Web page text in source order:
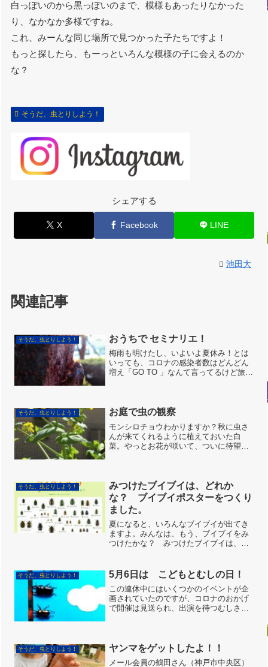
白っぽいのから黒っぽいのまで、模様もあったりなかった
り、なかなか多様ですね。
これ、みーんな同じ場所で見つかった子たちですよ！
もっと探したら、もーっといろんな模様の子に会えるのか
な？
そうだ、虫とりしよう！
シェアする
X Facebook LINE
池田大
関連記事
そうだ、虫とりしよう！ おうちで セミナリエ！
梅雨も明けたし、いよいよ夏休み！とは
いっても、コロナの感染者数はどんどん
増え「GO TO 」なんて言ってるけど旅行
ご紹介です。1...
そうだ、虫とりしよう！ お庭で虫の観察
モンシロチョウわかりますか？秋に虫さ
んが来てくれるように植えておいた白
菜。やっとお花が咲いて、ついに待望の
みようと思っています。数日...
そうだ、虫とりしよう！
みつけたブイブイは、どれか
な？ ブイブイポスターをつくり
ました。
夏になると、いろんなブイブイが出てき
ますよ。みんなは、もう、ブイブイをみ
つけたかな？ みつけたブイブイは、何
ブイも多いし。そこで、兵庫県で比較的
身近に見られるコガネムシ...
そうだ、虫とりしよう！ 5月6日は こどもとむしの日！
この連休中にはいくつかのイベントが企
画されていたのですが、コロナのおかげ
で開催は見送られ、出演を待つむしさん
そ。今日は撮影会をして遊ん...
そうだ、虫とりしよう！ ヤンマをゲットしたよ！！
メール会員の鶴田さん（神戸市中央区）